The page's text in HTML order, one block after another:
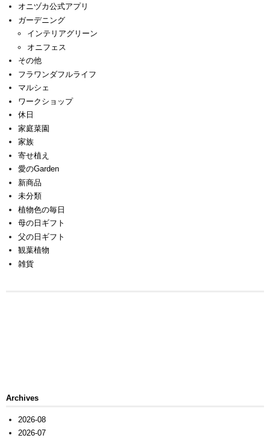
オニヅカ公式アプリ
ガーデニング
インテリアグリーン
オニフェス
その他
フラワンダフルライフ
マルシェ
ワークショップ
休日
家庭菜園
家族
寄せ植え
愛のGarden
新商品
未分類
植物色の毎日
母の日ギフト
父の日ギフト
観葉植物
雑貨
Archives
2026-08
2026-07